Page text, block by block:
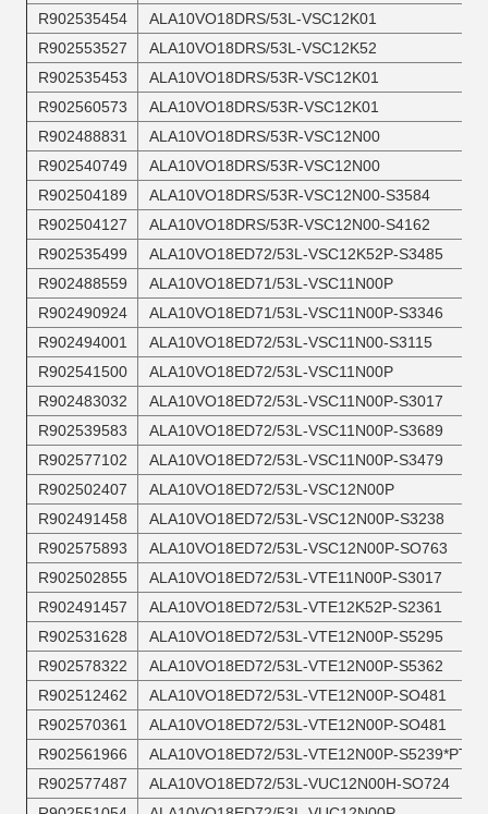
R902535454
ALA10VO18DRS/53L-VSC12K01
R902553527
ALA10VO18DRS/53L-VSC12K52
R902535453
ALA10VO18DRS/53R-VSC12K01
R902560573
ALA10VO18DRS/53R-VSC12K01
R902488831
ALA10VO18DRS/53R-VSC12N00
R902540749
ALA10VO18DRS/53R-VSC12N00
R902504189
ALA10VO18DRS/53R-VSC12N00-S3584
R902504127
ALA10VO18DRS/53R-VSC12N00-S4162
R902535499
ALA10VO18ED72/53L-VSC12K52P-S3485
R902488559
ALA10VO18ED71/53L-VSC11N00P
R902490924
ALA10VO18ED71/53L-VSC11N00P-S3346
R902494001
ALA10VO18ED72/53L-VSC11N00-S3115
R902541500
ALA10VO18ED72/53L-VSC11N00P
R902483032
ALA10VO18ED72/53L-VSC11N00P-S3017
R902539583
ALA10VO18ED72/53L-VSC11N00P-S3689
R902577102
ALA10VO18ED72/53L-VSC11N00P-S3479
R902502407
ALA10VO18ED72/53L-VSC12N00P
R902491458
ALA10VO18ED72/53L-VSC12N00P-S3238
R902575893
ALA10VO18ED72/53L-VSC12N00P-SO763
R902502855
ALA10VO18ED72/53L-VTE11N00P-S3017
R902491457
ALA10VO18ED72/53L-VTE12K52P-S2361
R902531628
ALA10VO18ED72/53L-VTE12N00P-S5295
R902578322
ALA10VO18ED72/53L-VTE12N00P-S5362
R902512462
ALA10VO18ED72/53L-VTE12N00P-SO481
R902570361
ALA10VO18ED72/53L-VTE12N00P-SO481
R902561966
ALA10VO18ED72/53L-VTE12N00P-S5239*PT
R902577487
ALA10VO18ED72/53L-VUC12N00H-SO724